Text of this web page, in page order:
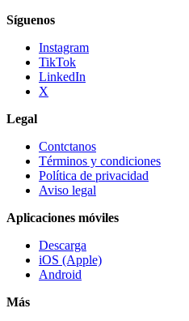
Síguenos
Instagram
TikTok
LinkedIn
X
Legal
Contctanos
Términos y condiciones
Política de privacidad
Aviso legal
Aplicaciones móviles
Descarga
iOS (Apple)
Android
Más